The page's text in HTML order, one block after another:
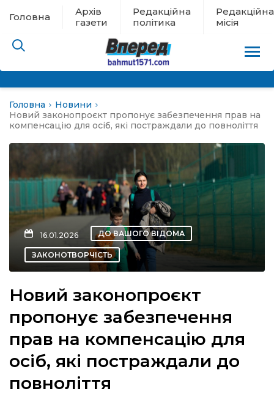
Головна
Архів
газети
Редакційна
політика
Редакційна
місія
евакуації
новини
Головна
Новини
Новий законопроєкт пропонує забезпечення прав на
компенсацію для осіб, які постраждали до повноліття
16.01.2026 ДО ВАШОГО ВІДОМА
ЗАКОНОТВОРЧІСТЬ
Новий законопроєкт
пропонує забезпечення
прав на компенсацію для
осіб, які постраждали до
повноліття